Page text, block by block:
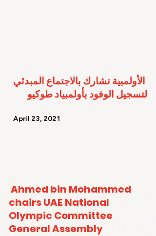
الأولمبية تشارك بالاجتماع المبدئي
لتسجيل الوفود بأولمبياد طوكيو
   April 23, 2021
Ahmed bin Mohammed
chairs UAE National
Olympic Committee
General Assembly